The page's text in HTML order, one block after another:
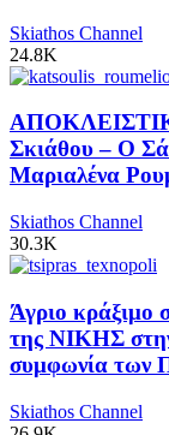
Skiathos Channel
24.8K
Σκιάθου – Ο
Μαριαλένα
Skiathos Channel
30.3K
Άγριο κράξιμο
της ΝΙΚΗΣ
συμφωνία των
Skiathos Channel